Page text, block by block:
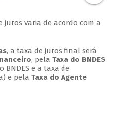
juros varia de acordo com a
, a taxa de juros final será
, pela Taxa do BNDES
BNDES e a taxa de
e pela Taxa do Agente